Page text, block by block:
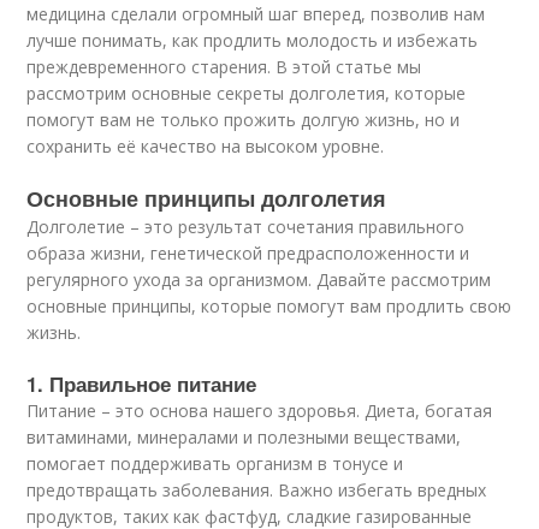
медицина сделали огромный шаг вперед, позволив нам
лучше понимать, как продлить молодость и избежать
преждевременного старения. В этой статье мы
рассмотрим основные секреты долголетия, которые
помогут вам не только прожить долгую жизнь, но и
сохранить её качество на высоком уровне.
Основные принципы долголетия
Долголетие – это результат сочетания правильного
образа жизни, генетической предрасположенности и
регулярного ухода за организмом. Давайте рассмотрим
основные принципы, которые помогут вам продлить свою
жизнь.
1. Правильное питание
Питание – это основа нашего здоровья. Диета, богатая
витаминами, минералами и полезными веществами,
помогает поддерживать организм в тонусе и
предотвращать заболевания. Важно избегать вредных
продуктов, таких как фастфуд, сладкие газированные